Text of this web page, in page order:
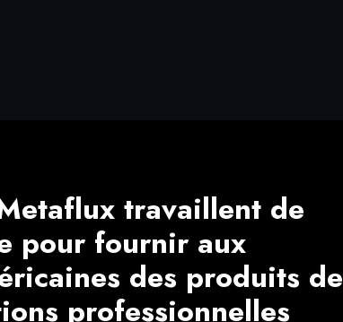
travaillent de
pour fournir aux
des produits de
professionnelles